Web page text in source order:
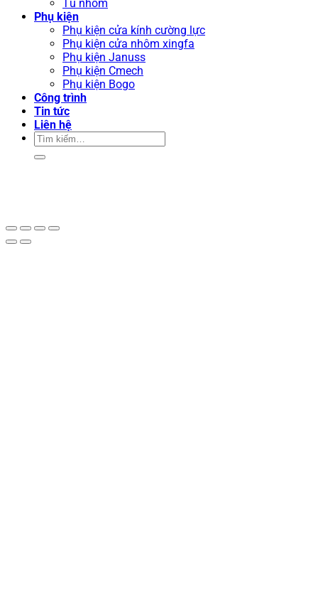
Tủ nhôm
Phụ kiện
Phụ kiện cửa kính cường lực
Phụ kiện cửa nhôm xingfa
Phụ kiện Januss
Phụ kiện Cmech
Phụ kiện Bogo
Công trình
Tin tức
Liên hệ
Tìm